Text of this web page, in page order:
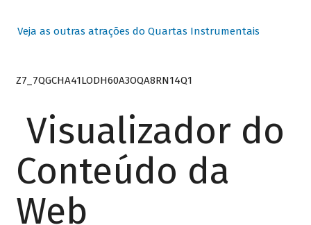
Veja as outras atrações do Quartas Instrumentais
Z7_7QGCHA41LODH60A3OQA8RN14Q1
Visualizador do
Conteúdo da
Web